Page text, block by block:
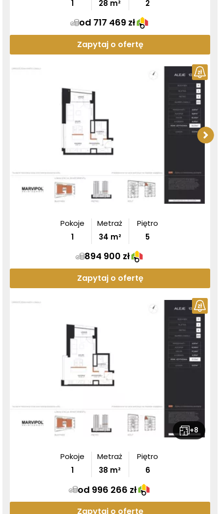
1
28 m²
2
od 717 469 zł
Zapytaj o ofertę
Pokoje
1
Metraż
34 m²
Piętro
5
894 900 zł
Zapytaj o ofertę
+8
Pokoje
1
Metraż
38 m²
Piętro
6
od 996 266 zł
Zapytaj o ofertę